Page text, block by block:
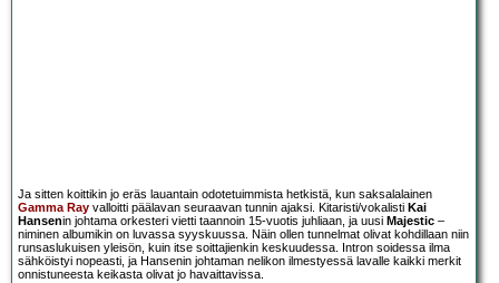
Ja sitten koittikin jo eräs lauantain odotetuimmista hetkistä, kun saksalalainen
Gamma Ray valloitti päälavan seuraavan tunnin ajaksi. Kitaristi/vokalisti Kai
Hansenin johtama orkesteri vietti taannoin 15-vuotis juhliaan, ja uusi Majestic –
niminen albumikin on luvassa syyskuussa. Näin ollen tunnelmat olivat kohdillaan niin
runsaslukuisen yleisön, kuin itse soittajienkin keskuudessa. Intron soidessa ilma
sähköistyi nopeasti, ja Hansenin johtaman nelikon ilmestyessä lavalle kaikki merkit
onnistuneesta keikasta olivat jo havaittavissa.